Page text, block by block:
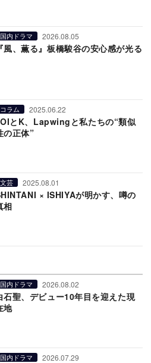
国内ドラマ 2026.08.05
『風、薫る』板橋駿谷の安心感が光る
コラム 2025.06.22
とK、Lapwingと私たちの“類似
の正体”
文芸 2025.08.01
× ISHIYAが明かす、噂の
相
国内ドラマ 2026.08.02
石聖、デビュー10年目を迎えた現
地
国内ドラマ 2026.07.29